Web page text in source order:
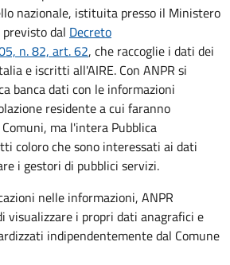
nazionale, istituita presso il Ministero
previsto dal Decreto
n. 82, art. 62, che raccoglie i dati dei
e iscritti all'AIRE. Con ANPR si
banca dati con le informazioni
residente a cui faranno
ma l'intera Pubblica
coloro che sono interessati ai dati
i gestori di pubblici servizi.
nelle informazioni, ANPR
visualizzare i propri dati anagrafici e
indipendentemente dal Comune